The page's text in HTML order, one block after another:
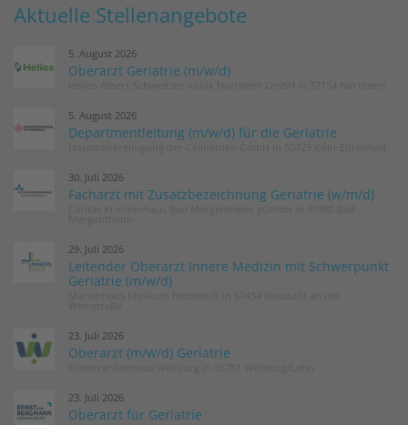
Aktuelle Stellenangebote
5. August 2026
Oberarzt Geriatrie (m/w/d)
5. August 2026
Departmentleitung (m/w/d) für die Geriatrie
30. Juli 2026
Facharzt mit Zusatzbezeichnung Geriatrie (w/m/d)
29. Juli 2026
Leitender Oberarzt Innere Medizin mit Schwerpunkt
Geriatrie (m/w/d)
23. Juli 2026
Oberarzt (m/w/d) Geriatrie
23. Juli 2026
Oberarzt für Geriatrie